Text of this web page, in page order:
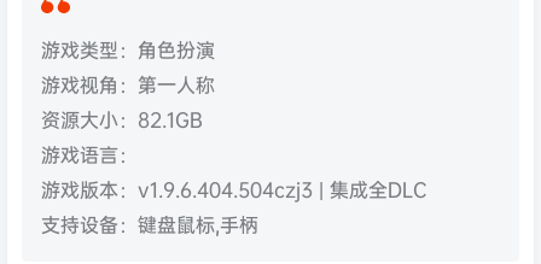
游戏类型：角色扮演
游戏视角：第一人称
资源大小：82.1GB
游戏语言：
游戏版本：v1.9.6.404.504czj3 | 集成全DLC
支持设备：键盘鼠标,手柄